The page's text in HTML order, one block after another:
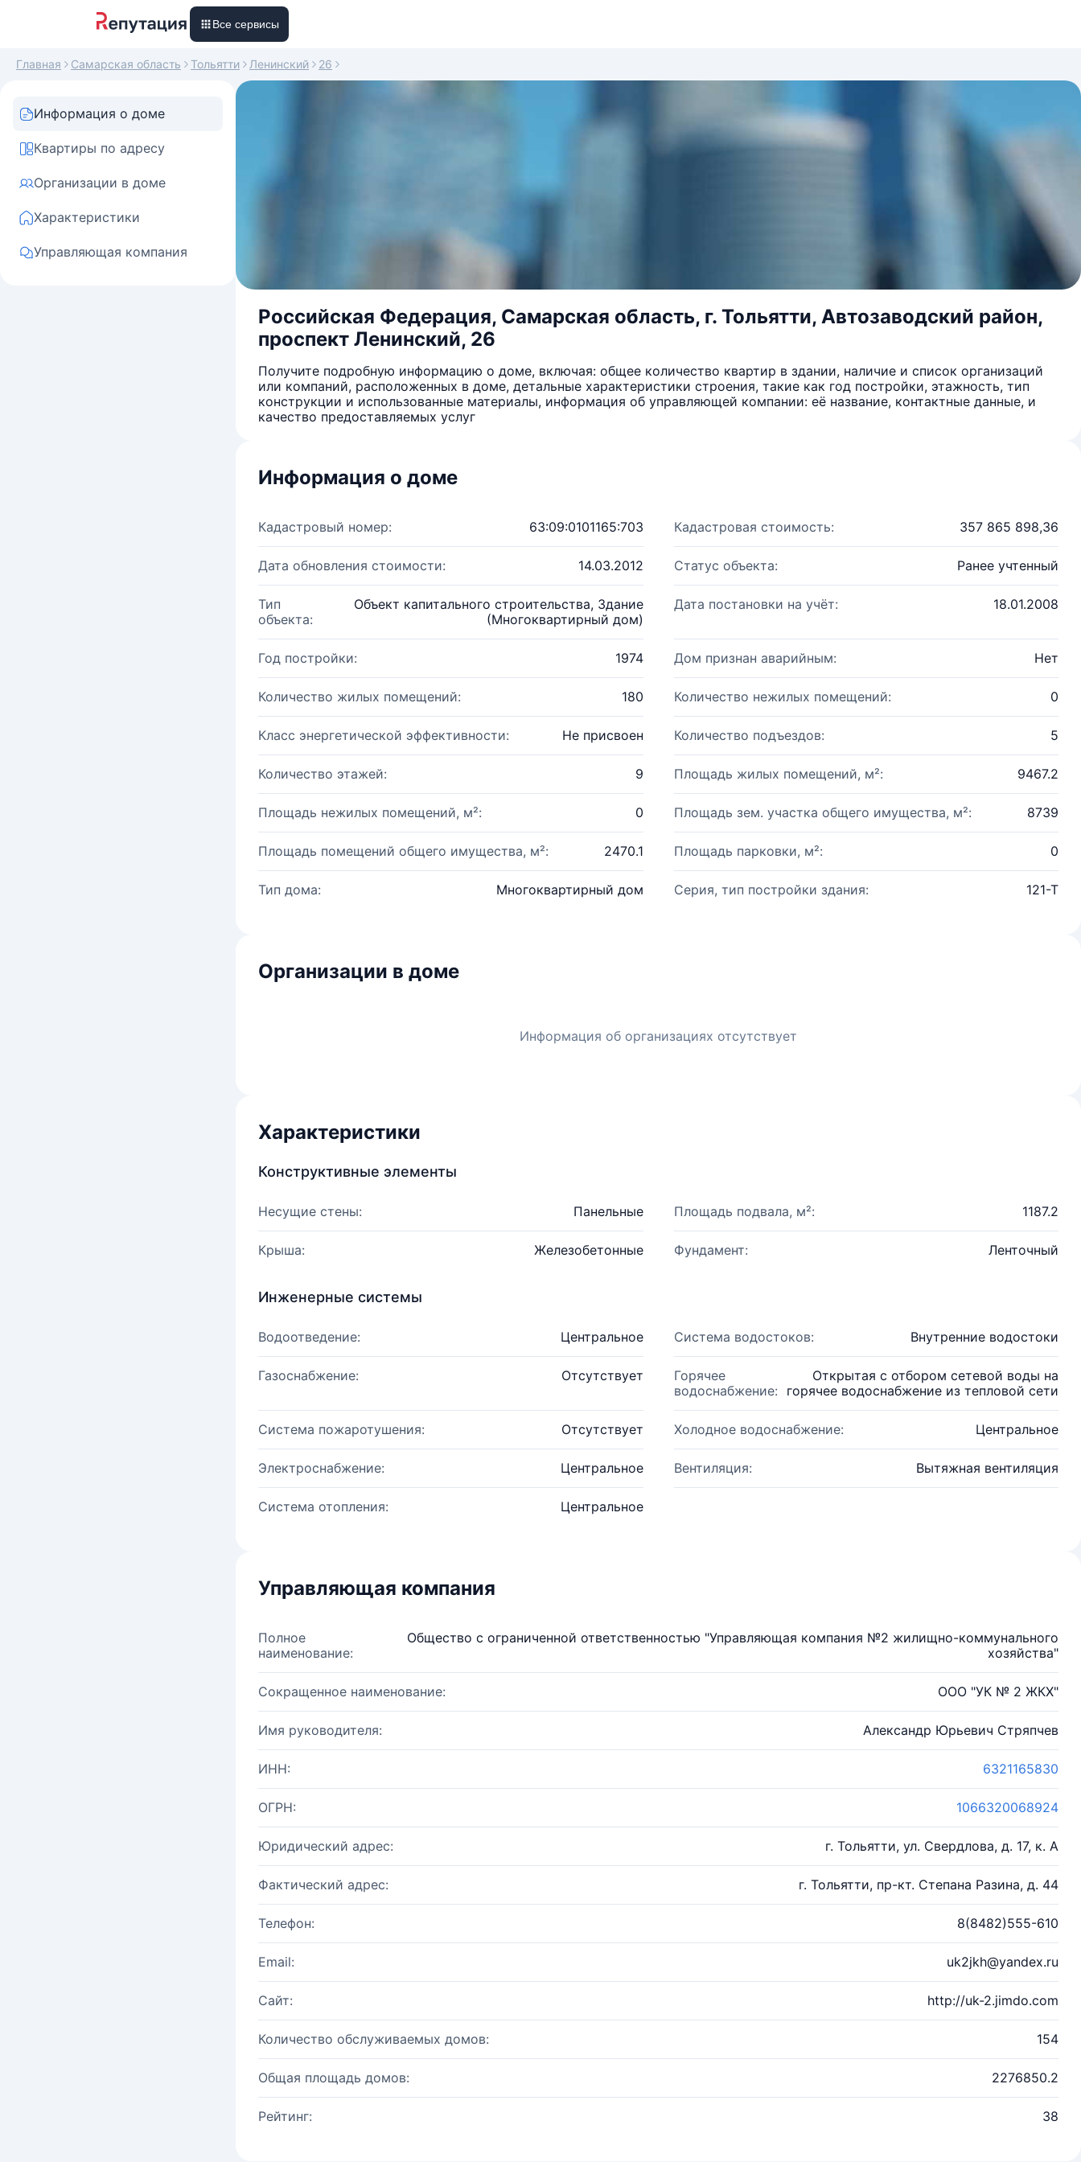
Все сервисы
Главная Самарская область Тольятти Ленинский 26
Информация о доме
Квартиры по адресу
Организации в доме
Характеристики
Управляющая компания
Российская Федерация, Самарская область, г. Тольятти, Автозаводский район,
проспект Ленинский, 26
Получите подробную информацию о доме, включая: общее количество квартир в здании, наличие и список организаций
или компаний, расположенных в доме, детальные характеристики строения, такие как год постройки, этажность, тип
конструкции и использованные материалы, информация об управляющей компании: её название, контактные данные, и
качество предоставляемых услуг
Информация о доме
Кадастровый номер: 63:09:0101165:703 Кадастровая стоимость: 357 865 898,36
Дата обновления стоимости: 14.03.2012 Статус объекта: Ранее учтенный
Тип
объекта:
Объект капитального строительства, Здание
(Многоквартирный дом)
Дата постановки на учёт: 18.01.2008
Год постройки: 1974 Дом признан аварийным: Нет
Количество жилых помещений: 180 Количество нежилых помещений: 0
Класс энергетической эффективности: Не присвоен Количество подъездов: 5
Количество этажей: 9 Площадь жилых помещений, м²: 9467.2
Площадь нежилых помещений, м²: 0 Площадь зем. участка общего имущества, м²: 8739
Площадь помещений общего имущества, м²: 2470.1 Площадь парковки, м²: 0
Тип дома: Многоквартирный дом Серия, тип постройки здания: 121-Т
Организации в доме
Информация об организациях отсутствует
Характеристики
Конструктивные элементы
Несущие стены: Панельные Площадь подвала, м²: 1187.2
Крыша: Железобетонные Фундамент: Ленточный
Инженерные системы
Водоотведение: Центральное Система водостоков: Внутренние водостоки
Газоснабжение: Отсутствует
Горячее
водоснабжение:
Открытая с отбором сетевой воды на
горячее водоснабжение из тепловой сети
Система пожаротушения: Отсутствует Холодное водоснабжение: Центральное
Электроснабжение: Центральное Вентиляция: Вытяжная вентиляция
Система отопления: Центральное
Управляющая компания
Полное
наименование:
Общество с ограниченной ответственностью "Управляющая компания №2 жилищно-коммунального
хозяйства"
Сокращенное наименование: ООО "УК № 2 ЖКХ"
Имя руководителя: Александр Юрьевич Стряпчев
ИНН: 6321165830
ОГРН: 1066320068924
Юридический адрес: г. Тольятти, ул. Свердлова, д. 17, к. А
Фактический адрес: г. Тольятти, пр-кт. Степана Разина, д. 44
Телефон: 8(8482)555-610
Email: uk2jkh@yandex.ru
Сайт: http://uk-2.jimdo.com
Количество обслуживаемых домов: 154
Общая площадь домов: 2276850.2
Рейтинг: 38